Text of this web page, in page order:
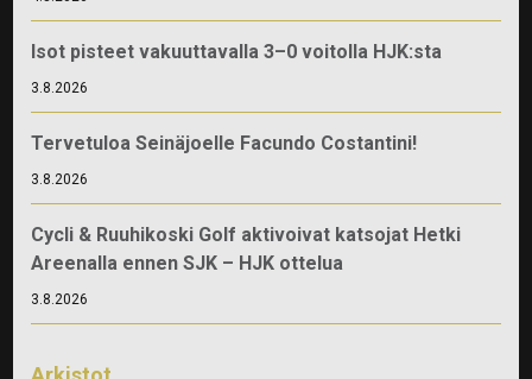
Isot pisteet vakuuttavalla 3–0 voitolla HJK:sta
3.8.2026
Tervetuloa Seinäjoelle Facundo Costantini!
3.8.2026
Cycli & Ruuhikoski Golf aktivoivat katsojat Hetki
Areenalla ennen SJK – HJK ottelua
3.8.2026